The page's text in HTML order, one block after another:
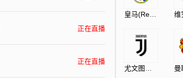
正在直播
正在直播
皇马(RealMadrid)